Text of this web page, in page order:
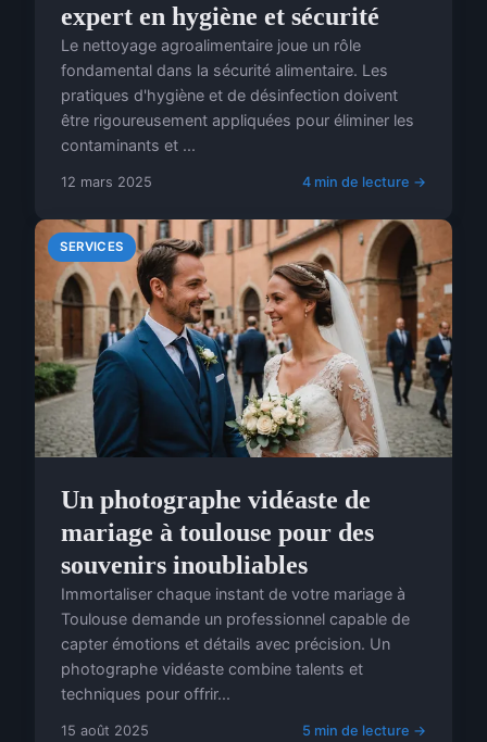
expert en hygiène et sécurité
Le nettoyage agroalimentaire joue un rôle
fondamental dans la sécurité alimentaire. Les
pratiques d'hygiène et de désinfection doivent
être rigoureusement appliquées pour éliminer les
contaminants et ...
12 mars 2025 4 min de lecture →
SERVICES
Un photographe vidéaste de
mariage à toulouse pour des
souvenirs inoubliables
Immortaliser chaque instant de votre mariage à
Toulouse demande un professionnel capable de
capter émotions et détails avec précision. Un
photographe vidéaste combine talents et
techniques pour offrir...
15 août 2025 5 min de lecture →